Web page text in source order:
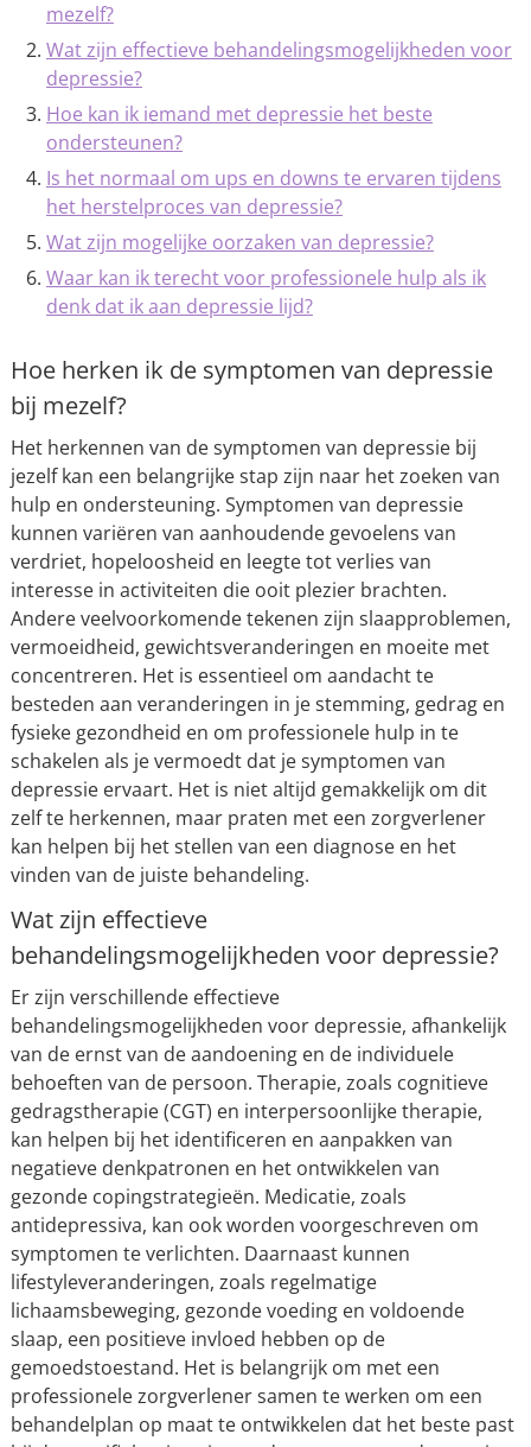
mezelf?
Wat zijn effectieve behandelingsmogelijkheden voor
depressie?
Hoe kan ik iemand met depressie het beste
ondersteunen?
Is het normaal om ups en downs te ervaren tijdens
het herstelproces van depressie?
Wat zijn mogelijke oorzaken van depressie?
Waar kan ik terecht voor professionele hulp als ik
denk dat ik aan depressie lijd?
Hoe herken ik de symptomen van depressie
bij mezelf?
Het herkennen van de symptomen van depressie bij
jezelf kan een belangrijke stap zijn naar het zoeken van
hulp en ondersteuning. Symptomen van depressie
kunnen variëren van aanhoudende gevoelens van
verdriet, hopeloosheid en leegte tot verlies van
interesse in activiteiten die ooit plezier brachten.
Andere veelvoorkomende tekenen zijn slaapproblemen,
vermoeidheid, gewichtsveranderingen en moeite met
concentreren. Het is essentieel om aandacht te
besteden aan veranderingen in je stemming, gedrag en
fysieke gezondheid en om professionele hulp in te
schakelen als je vermoedt dat je symptomen van
depressie ervaart. Het is niet altijd gemakkelijk om dit
zelf te herkennen, maar praten met een zorgverlener
kan helpen bij het stellen van een diagnose en het
vinden van de juiste behandeling.
Wat zijn effectieve
behandelingsmogelijkheden voor depressie?
Er zijn verschillende effectieve
behandelingsmogelijkheden voor depressie, afhankelijk
van de ernst van de aandoening en de individuele
behoeften van de persoon. Therapie, zoals cognitieve
gedragstherapie (CGT) en interpersoonlijke therapie,
kan helpen bij het identificeren en aanpakken van
negatieve denkpatronen en het ontwikkelen van
gezonde copingstrategieën. Medicatie, zoals
antidepressiva, kan ook worden voorgeschreven om
symptomen te verlichten. Daarnaast kunnen
lifestyleveranderingen, zoals regelmatige
lichaamsbeweging, gezonde voeding en voldoende
slaap, een positieve invloed hebben op de
gemoedstoestand. Het is belangrijk om met een
professionele zorgverlener samen te werken om een
behandelplan op maat te ontwikkelen dat het beste past